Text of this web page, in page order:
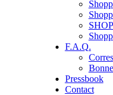
F.A.Q.
Pressbook
Contact